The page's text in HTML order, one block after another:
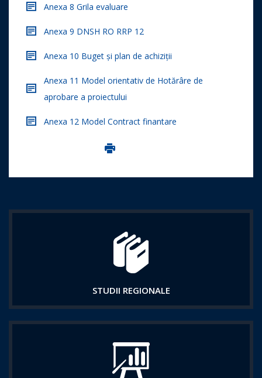
Anexa 8 Grila evaluare
Anexa 9 DNSH RO RRP 12
Anexa 10 Buget și plan de achiziții
Anexa 11 Model orientativ de Hotărâre de
aprobare a proiectului
Anexa 12 Model Contract finantare
Imprima aceasta pagina
STUDII REGIONALE